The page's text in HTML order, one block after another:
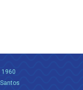
1960